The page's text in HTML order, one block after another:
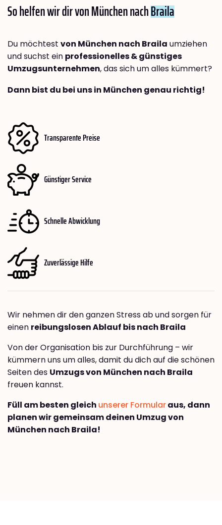
So helfen wir dir von München nachBraila
Du möchtest von München nach Braila umziehen
und suchst ein professionelles & günstiges
Umzugsunternehmen, das sich um alles kümmert?
Dann bist du bei uns in München genau richtig!
Transparente Preise
Günstiger Service
Schnelle Abwicklung
Zuverlässige Hilfe
Wir nehmen dir den ganzen Stress ab und sorgen für
einen reibungslosen Ablauf bis nach Braila
Von der Organisation bis zur Durchführung – wir
kümmern uns um alles, damit du dich auf die schönen
Seiten des Umzugs von München nach Braila
freuen kannst.
Füll am besten gleich unserer Formularaus, dann
planen wir gemeinsam deinen Umzug von
München nach Braila!